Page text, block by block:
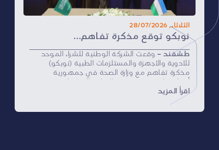
في خدمة ضيوف الرحمن بكفاءة وموثوقية.
الثلاثاء, 28/07/2026
نوبكو توقع مذكرة تفاهم مع وزارة الصحة في جمهورية أوزبكستان لتعزيز التعاون في المشتريات الموحدة وسلاسل الإمداد الصحي
طشقند – وقعت الشركة الوطنية للشراء الموحد
للأدوية والأجهزة والمستلزمات الطبية (نوبكو)
مذكرة تفاهم مع وزارة الصحة في جمهورية
مجالات المشتريات الموحدة، وإدارة سلاسل الإمداد
الصحي، والتحول الرقمي، وبناء القدرات، بما يسهم
اقرأ المزيد